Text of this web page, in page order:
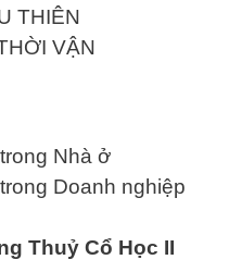
THIÊN
VẬN
Nhà ở
Doanh nghiệp
Thuỷ Cổ Học II